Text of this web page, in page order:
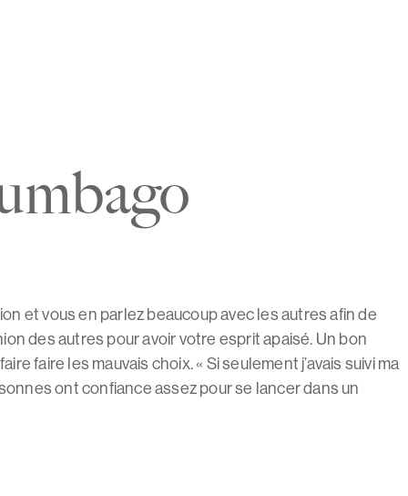
et vous en parlez beaucoup avec les autres afin de
des autres pour avoir votre esprit apaisé. Un bon
faire les mauvais choix. « Si seulement j’avais suivi ma
ont confiance assez pour se lancer dans un